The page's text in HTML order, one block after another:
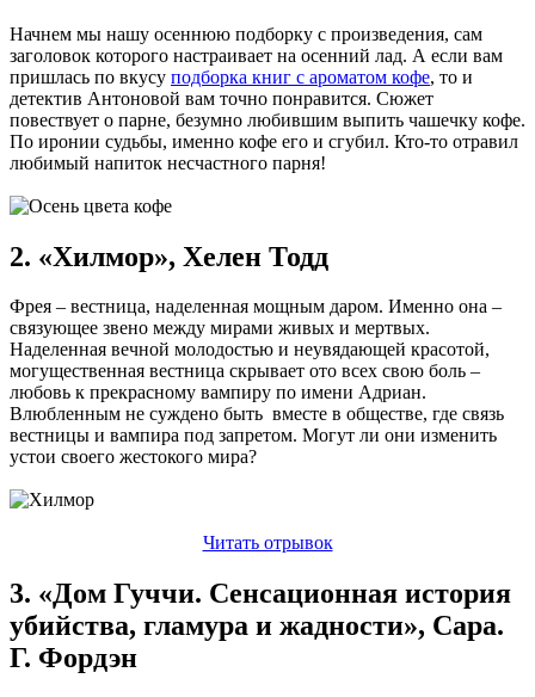
Начнем мы нашу осеннюю подборку с произведения, сам
заголовок которого настраивает на осенний лад. А если вам
пришлась по вкусу подборка книг с ароматом кофе, то и
детектив Антоновой вам точно понравится. Сюжет
повествует о парне, безумно любившим выпить чашечку кофе.
По иронии судьбы, именно кофе его и сгубил. Кто-то отравил
любимый напиток несчастного парня!
2. «Хилмор», Хелен Тодд
Фрея – вестница, наделенная мощным даром. Именно она –
связующее звено между мирами живых и мертвых.
Наделенная вечной молодостью и неувядающей красотой,
могущественная вестница скрывает ото всех свою боль –
любовь к прекрасному вампиру по имени Адриан.
Влюбленным не суждено быть вместе в обществе, где связь
вестницы и вампира под запретом. Могут ли они изменить
устои своего жестокого мира?
Читать отрывок
3. «Дом Гуччи. Сенсационная история
убийства, гламура и жадности», Сара.
Г. Фордэн